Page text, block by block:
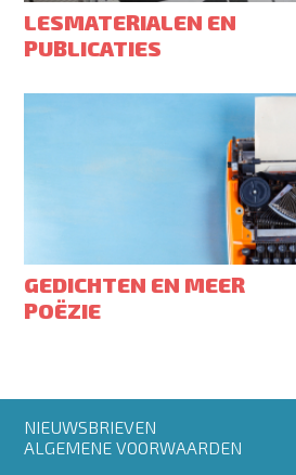
LESMATERIALEN EN
PUBLICATIES
GEDICHTEN EN MEER
POËZIE
Footer
menu
NIEUWSBRIEVEN
ALGEMENE VOORWAARDEN